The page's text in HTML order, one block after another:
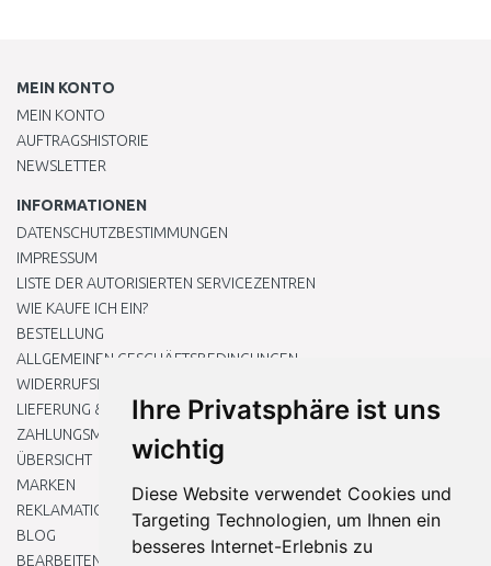
Ihre Privatsphäre ist uns
wichtig
Diese Website verwendet Cookies und
Targeting Technologien, um Ihnen ein
besseres Internet-Erlebnis zu
MEIN KONTO
MEIN KONTO
AUFTRAGSHISTORIE
NEWSLETTER
INFORMATIONEN
DATENSCHUTZBESTIMMUNGEN
IMPRESSUM
LISTE DER AUTORISIERTEN SERVICEZENTREN
WIE KAUFE ICH EIN?
BESTELLUNG
ALLGEMEINEN GESCHÄFTSBEDINGUNGEN
WIDERRUFSRECHT
LIEFERUNG & ZAHLUNG
ZAHLUNGSMETHODEN
ÜBERSICHT
MARKEN
REKLAMATIONEN UND RETOUREN
BLOG
BEARBEITEN SIE MEINE COOKIE-EINSTELLUNGEN